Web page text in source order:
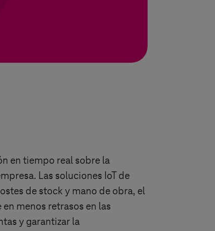
en tiempo real sobre la
Las soluciones IoT de
de stock y mano de obra, el
menos retrasos en las
y garantizar la